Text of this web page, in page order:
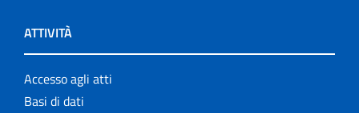
ATTIVITÀ
Accesso agli atti
Basi di dati